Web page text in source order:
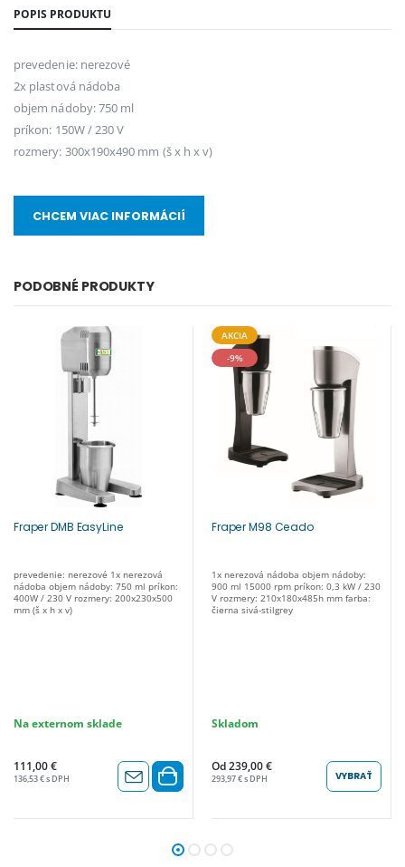
POPIS PRODUKTU
prevedenie: nerezové
2x plastová nádoba
objem nádoby: 750 ml
príkon: 150W / 230 V
rozmery: 300x190x490 mm (š x h x v)
CHCEM VIAC INFORMÁCIÍ
PODOBNÉ PRODUKTY
Fraper DMB EasyLine
prevedenie: nerezové 1x nerezová
nádoba objem nádoby: 750 ml príkon:
400W / 230 V rozmery: 200x230x500
mm (š x h x v)
Na externom sklade
111,00 €
136,53 € s DPH
AKCIA
-9%
Fraper M98 Ceado
1x nerezová nádoba objem nádoby:
900 ml 15000 rpm príkon: 0,3 kW / 230
V rozmery: 210x180x485h mm farba:
čierna sivá-stilgrey
Skladom
Od 239,00 €
293,97 € s DPH VYBRAŤ